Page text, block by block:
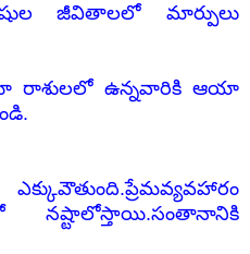
జీవితాలలో మార్పులు
రాశులలో ఉన్నవారికి ఆయా
నష్టాలోస్తాయి.సంతానానికి